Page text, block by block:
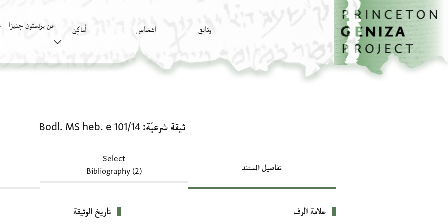
تخطي إلى المحتوى الرئيسي
الصفحة الرئيسية
وثائق اشخاص أَماكِن عن برنستون جنيزا
ثيقة شرعيّة Bodl. MS heb. e 101/14
تفاصيل المستند
Select
Bibliography (2)
بيانات التعريف
علامة الرف تاريخ الوثيقة